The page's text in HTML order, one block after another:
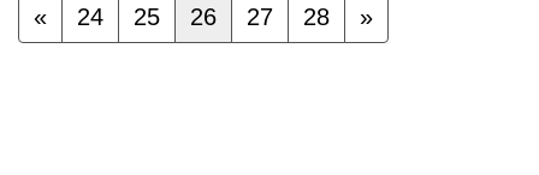
« 24 25 26 27 28 »